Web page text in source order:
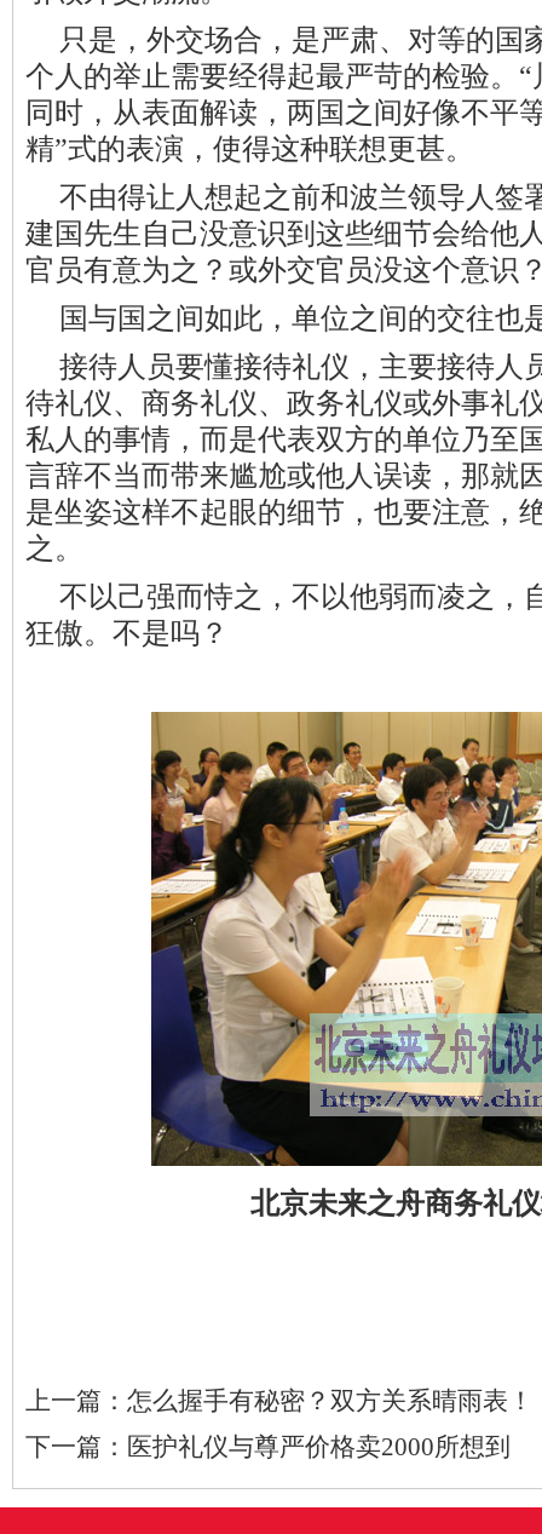
只是，外交场合，是严肃、对等的国
个人的举止需要经得起最严苛的检验。“
同时，从表面解读，两国之间好像不平
精”式的表演，使得这种联想更甚。
不由得让人想起之前和波兰领导人
建国先生自己没意识到这些细节会给他
官员有意为之？或外交官员没这个意识
国与国之间如此，单位之间的交往也
接待人员要懂接待礼仪，主要接待人
待礼仪、商务礼仪、政务礼仪或外事礼
私人的事情，而是代表双方的单位乃至
言辞不当而带来尴尬或他人误读，那就
是坐姿这样不起眼的细节，也要注意，
之。
不以己强而恃之，不以他弱而凌之，
狂傲。不是吗？
北京未来之舟商务礼
上一篇： 怎么握手有秘密？双方关系晴雨表！
下一篇： 医护礼仪与尊严价格卖2000所想到